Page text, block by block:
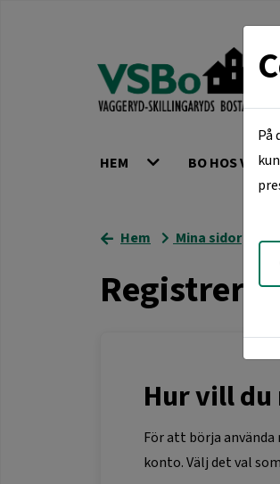
HEM BO HOS VSBO
Hem Mina sidor
Registrera
Hur vill
För att börja
konto. Välj det val
På